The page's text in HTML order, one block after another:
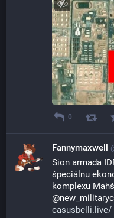
0
Fannymaxwell
Sion armada
špeciálnu
komplexu
casusbelli.live/